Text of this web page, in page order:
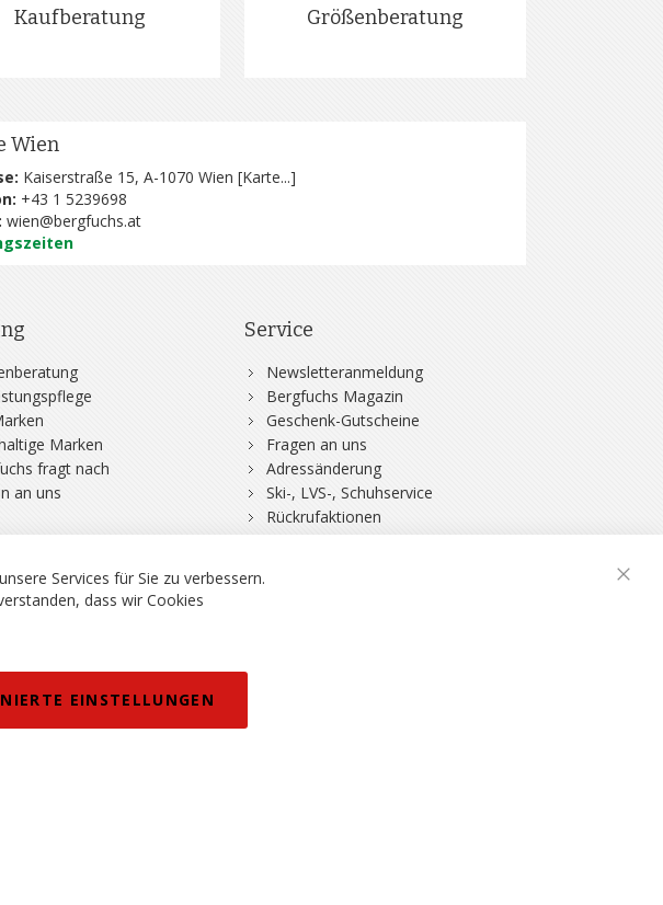
Kaufberatung Größenberatung
Wien
Kaiserstraße 15, A-1070 Wien [Karte...]
+43 1 5239698
wien@bergfuchs.at
Marken
fragt nach
an uns
Service
Newsletteranmeldung
Bergfuchs Magazin
Geschenk-Gutscheine
Fragen an uns
Adressänderung
Ski-, LVS-, Schuhservice
Rückrufaktionen
DSV-Skiversicherung
Barrierefreiheitserklärung
Irrtümer und Preisänderungen vorbehalten.
Services für Sie zu verbessern.
dass wir Cookies
EINSTELLUNGEN